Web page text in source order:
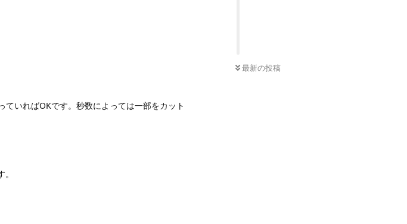
最新の投稿
ていればOKです。秒数によっては一部をカット